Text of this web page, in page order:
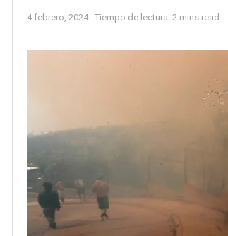
4 febrero, 2024 Tiempo de lectura: 2 mins read